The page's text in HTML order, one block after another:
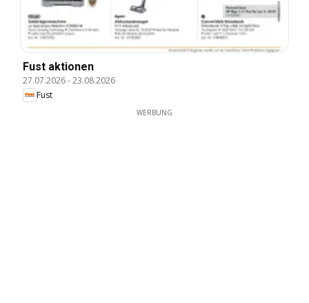
Fust aktionen
27.07.2026-23.08.2026
Fust
WERBUNG